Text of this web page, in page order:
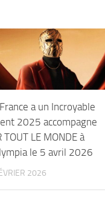
a un Incroyable
2025 accompagne
TOUT LE MONDE à
le 5 avril 2026
2026